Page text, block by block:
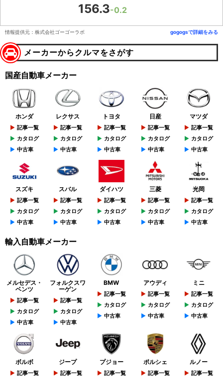
156.3-0.2
情報提供元：株式会社ゴーゴーラボ gogogsで詳細をみる
メーカーからクルマをさがす
国産自動車メーカー
ホンダ
記事一覧
カタログ
中古車
レクサス
記事一覧
カタログ
中古車
トヨタ
記事一覧
カタログ
中古車
日産
記事一覧
カタログ
中古車
マツダ
記事一覧
カタログ
中古車
スズキ
記事一覧
カタログ
中古車
スバル
記事一覧
カタログ
中古車
ダイハツ
記事一覧
カタログ
中古車
三菱
記事一覧
カタログ
中古車
光岡
記事一覧
カタログ
中古車
輸入自動車メーカー
メルセデス・
ベンツ
記事一覧
カタログ
中古車
フォルクスワ
ーゲン
記事一覧
カタログ
中古車
BMW
記事一覧
カタログ
中古車
アウディ
記事一覧
カタログ
中古車
ミニ
記事一覧
カタログ
中古車
ボルボ
記事一覧
ジープ
記事一覧
プジョー
記事一覧
ポルシェ
記事一覧
ルノー
記事一覧